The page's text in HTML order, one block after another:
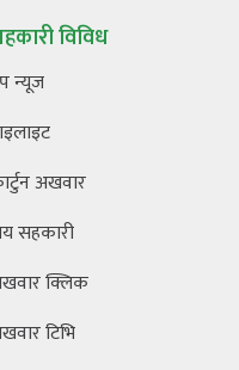
विविध
न्यूज
अखवार
सहकारी
क्लिक
टिभि